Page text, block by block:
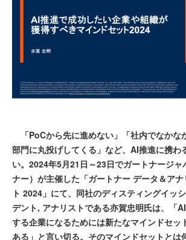
「PoCから先に進めない」「社内でなかな
部門に丸投げしてくる」など、AI推進に携わ
い。2024年5月21日～23日でガートナージャ
ナー）が主催した「ガートナー データ＆ア
ト 2024」にて、同社のディスティングイッ
デント, アナリストである亦賀忠明氏は、「
する企業になるためには新たなマインドセッ
ある」と言い切る。そのマインドセットとは